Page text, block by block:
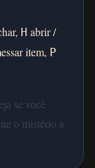
H abrir /
item, P
se você
o mistério a